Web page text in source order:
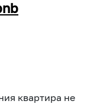
квартира не